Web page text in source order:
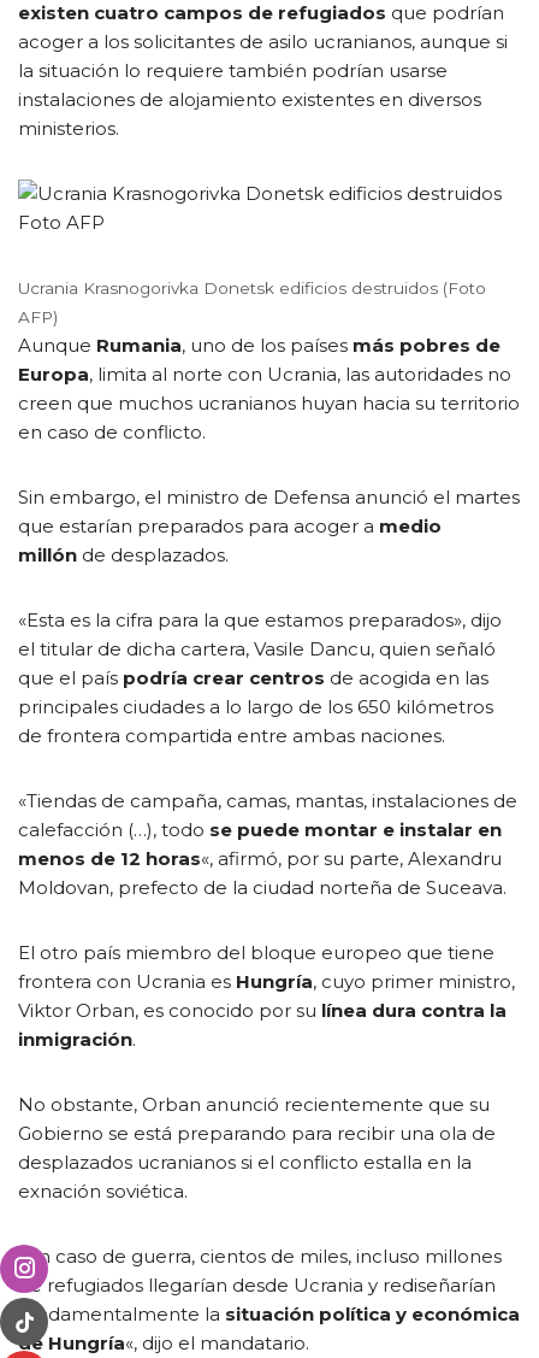
existen cuatro campos de refugiados que podrían
acoger a los solicitantes de asilo ucranianos, aunque si
la situación lo requiere también podrían usarse
instalaciones de alojamiento existentes en diversos
ministerios.
Ucrania Krasnogorivka Donetsk edificios destruidos (Foto
AFP)
Aunque Rumania, uno de los países más pobres de
Europa, limita al norte con Ucrania, las autoridades no
creen que muchos ucranianos huyan hacia su territorio
en caso de conflicto.
Sin embargo, el ministro de Defensa anunció el martes
que estarían preparados para acoger a medio
millón de desplazados.
«Esta es la cifra para la que estamos preparados», dijo
el titular de dicha cartera, Vasile Dancu, quien señaló
que el país podría crear centros de acogida en las
principales ciudades a lo largo de los 650 kilómetros
de frontera compartida entre ambas naciones.
«Tiendas de campaña, camas, mantas, instalaciones de
calefacción (…), todo se puede montar e instalar en
menos de 12 horas«, afirmó, por su parte, Alexandru
Moldovan, prefecto de la ciudad norteña de Suceava.
El otro país miembro del bloque europeo que tiene
frontera con Ucrania es Hungría, cuyo primer ministro,
Viktor Orban, es conocido por su línea dura contra la
inmigración.
No obstante, Orban anunció recientemente que su
Gobierno se está preparando para recibir una ola de
desplazados ucranianos si el conflicto estalla en la
exnación soviética.
«En caso de guerra, cientos de miles, incluso millones
de refugiados llegarían desde Ucrania y rediseñarían
fundamentalmente la situación política y económica
de Hungría«, dijo el mandatario.